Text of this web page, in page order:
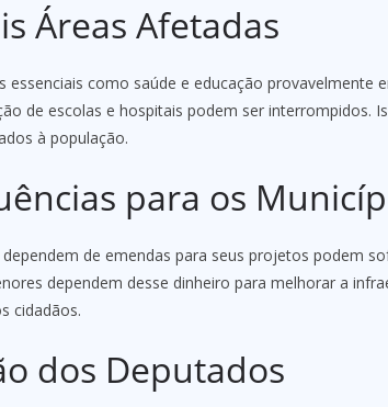
Áreas Afetadas
essenciais como saúde e educação provavelmente
de escolas e hospitais podem ser interrompidos.
à população.
para os
de emendas para seus projetos podem
dependem desse dinheiro para melhorar a
cidadãos.
dos Deputados